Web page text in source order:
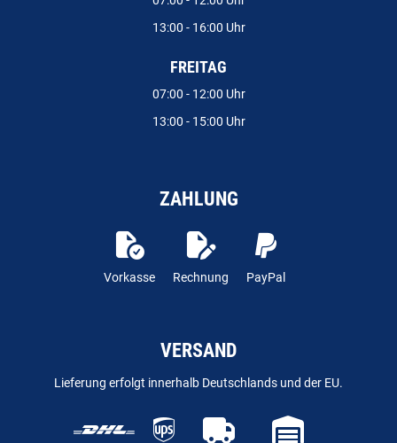
13:00 - 16:00 Uhr
FREITAG
07:00 - 12:00 Uhr
13:00 - 15:00 Uhr
ZAHLUNG
Vorkasse Rechnung PayPal
VERSAND
Lieferung erfolgt innerhalb Deutschlands und der EU.